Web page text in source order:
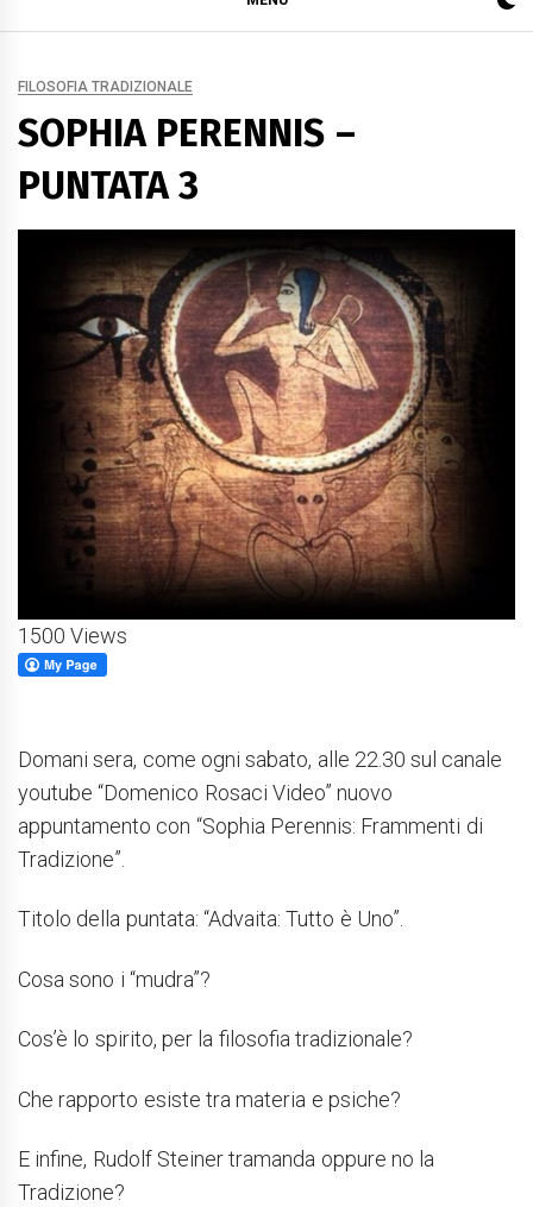
FILOSOFIA TRADIZIONALE
SOPHIA PERENNIS –
PUNTATA 3
1500 Views
Domani sera, come ogni sabato, alle 22.30 sul canale
youtube “Domenico Rosaci Video” nuovo
appuntamento con “Sophia Perennis: Frammenti di
Tradizione”.
Titolo della puntata: “Advaita: Tutto è Uno”.
Cosa sono i “mudra”?
Cos’è lo spirito, per la filosofia tradizionale?
Che rapporto esiste tra materia e psiche?
E infine, Rudolf Steiner tramanda oppure no la
Tradizione?